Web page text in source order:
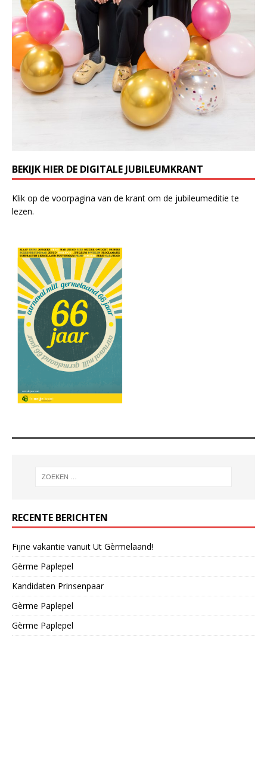
BEKIJK HIER DE DIGITALE JUBILEUMKRANT
Klik op de voorpagina van de krant om de jubileumeditie te
lezen.
RECENTE BERICHTEN
Fijne vakantie vanuit Ut Gèrmelaand!
Gèrme Paplepel
Kandidaten Prinsenpaar
Gèrme Paplepel
Gèrme Paplepel